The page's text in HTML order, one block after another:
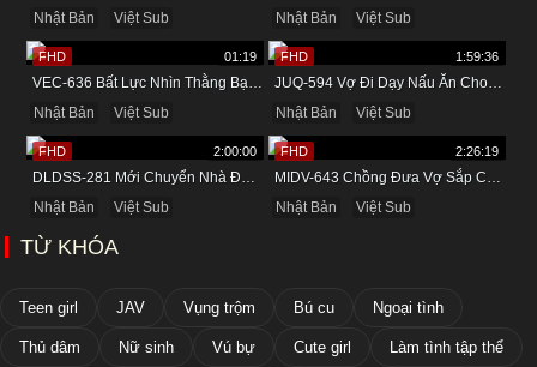
Nhật Bản
Việt Sub
Nhật Bản
Việt Sub
VEC-636 Bất Lực Nhìn Thằng Bạn Xấu Tính Đụ Mẹ Mình Ngay Trước Mặt
Nhật Bản
Việt Sub
FHD 01:19
JUQ-594 Vợ Đi Dạy Nấu Ăn Cho Bạn Thân Và Cái Kết
Nhật Bản
Việt Sub
FHD 1:59:36
DLDSS-281 Mới Chuyển Nhà Đã Được Đụ Cô Hàng Xóm Thích Lộ Hàng
Nhật Bản
Việt Sub
FHD 2:00:00
MIDV-643 Chồng Đưa Vợ Sắp Cưới Đi Massage Và Cái Kết
Nhật Bản
Việt Sub
FHD 2:26:19
TỪ KHÓA
Teen girl JAV Vụng trộm Bú cu Ngoại tình
Thủ dâm Nữ sinh Vú bự Cute girl Làm tình tập thể